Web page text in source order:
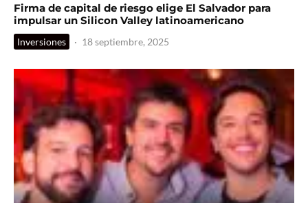
Firma de capital de riesgo elige El Salvador para
impulsar un Silicon Valley latinoamericano
Inversiones · 18 septiembre, 2025